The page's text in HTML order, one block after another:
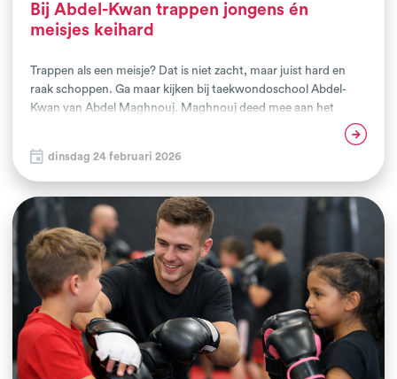
Bij Abdel-Kwan trappen jongens én
meisjes keihard
Trappen als een meisje? Dat is niet zacht, maar juist hard en
raak schoppen. Ga maar kijken bij taekwondoschool Abdel-
Kwan van Abdel Maghnouj. Maghnouj deed mee aan het
kwetsend taalgebruik. ‘Kwetsen zit soms in kleine woorden.’
dinsdag 24 februari 2026